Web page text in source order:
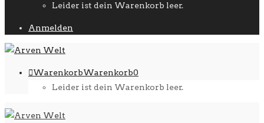
Leider ist dein Warenkorb leer.
Anmelden
WarenkorbWarenkorb0
Leider ist dein Warenkorb leer.